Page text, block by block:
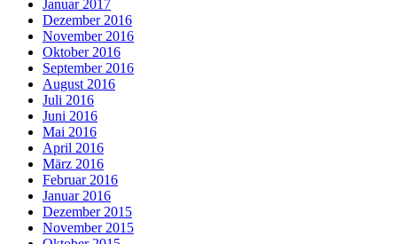
Januar 2017
Dezember 2016
November 2016
Oktober 2016
September 2016
August 2016
Juli 2016
Juni 2016
Mai 2016
April 2016
März 2016
Februar 2016
Januar 2016
Dezember 2015
November 2015